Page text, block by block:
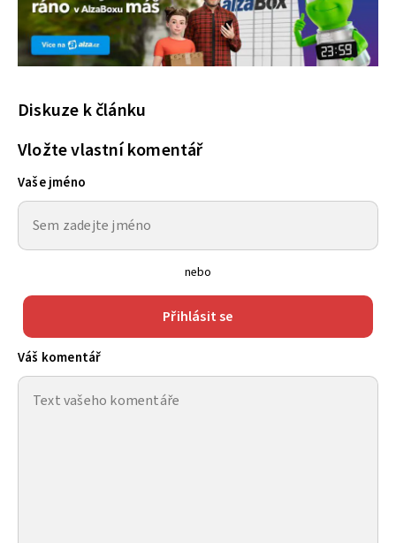
Diskuze k článku
Vložte vlastní komentář
Vaše jméno
nebo
Přihlásit se
Váš komentář